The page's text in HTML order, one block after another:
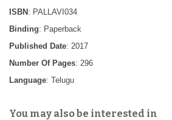
ISBN : PALLAVI034
Binding: Paperback
Published Date: 2017
Number Of Pages: 296
Language: Telugu
You may also be interested in